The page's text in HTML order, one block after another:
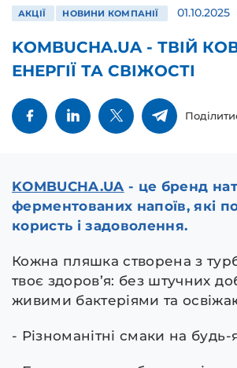
АКЦІЇ НОВИНИ КОМПАНІЇ 01.10.2025
KOMBUCHA.UA - ТВІЙ
ЕНЕРГІЇ ТА СВІЖОСТІ
KOMBUCHA.UA - це бренд
ферментованих напоїв, які
користь і задоволення.
Кожна пляшка створена з
твоє здоров’я: без штучних
живими бактеріями та
- Різноманітні смаки на будь-